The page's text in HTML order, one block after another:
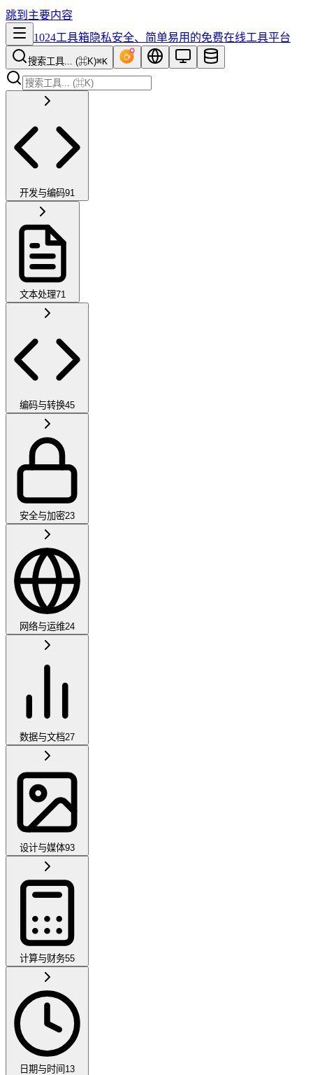
跳到主要内容
1024工具箱隐私安全、简单易用的免费在线工具平台
搜索工具... (⌘K)⌘K
开发与编码91
文本处理71
编码与转换45
安全与加密23
网络与运维24
数据与文档27
设计与媒体93
计算与财务55
日期与时间 13